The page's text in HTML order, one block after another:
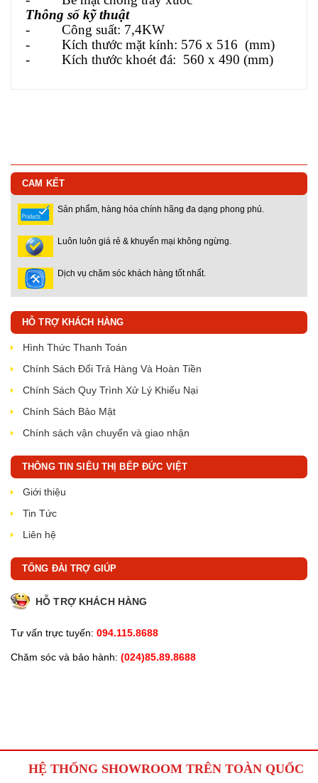
Thông số kỹ thuật
- Công suất: 7,4KW
- Kích thước mặt kính: 576 x 516 (mm)
- Kích thước khoét đá: 560 x 490 (mm)
CAM KẾT
Sản phẩm, hàng hóa chính hãng đa dạng phong phú.
Luôn luôn giá rẻ & khuyến mại không ngừng.
Dịch vụ chăm sóc khách hàng tốt nhất.
HỖ TRỢ KHÁCH HÀNG
Hình Thức Thanh Toán
Chính Sách Đổi Trả Hàng Và Hoàn Tiền
Chính Sách Quy Trình Xử Lý Khiếu Nại
Chính Sách Bảo Mật
Chính sách vận chuyển và giao nhận
THÔNG TIN SIÊU THỊ BẾP ĐỨC VIỆT
Giới thiệu
Tin Tức
Liên hệ
TỔNG ĐÀI TRỢ GIÚP
HỖ TRỢ KHÁCH HÀNG
Tư vấn trực tuyến: 094.115.8688
Chăm sóc và bảo hành: (024)85.89.8688
HỆ THỐNG SHOWROOM TRÊN TOÀN QUỐC